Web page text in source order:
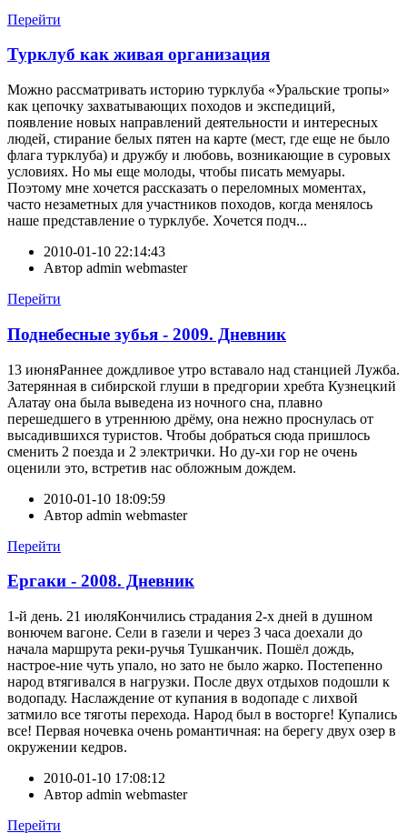
Перейти
Турклуб как живая организация
Можно рассматривать историю турклуба «Уральские тропы»
как цепочку захватывающих походов и экспедиций,
появление новых направлений деятельности и интересных
людей, стирание белых пятен на карте (мест, где еще не было
флага турклуба) и дружбу и любовь, возникающие в суровых
условиях. Но мы еще молоды, чтобы писать мемуары.
Поэтому мне хочется рассказать о переломных моментах,
часто незаметных для участников походов, когда менялось
наше представление о турклубе. Хочется подч...
2010-01-10 22:14:43
Автор admin webmaster
Перейти
Поднебесные зубья - 2009. Дневник
13 июняРаннее дождливое утро вставало над станцией Лужба.
Затерянная в сибирской глуши в предгории хребта Кузнецкий
Алатау она была выведена из ночного сна, плавно
перешедшего в утреннюю дрёму, она нежно проснулась от
высадившихся туристов. Чтобы добраться сюда пришлось
сменить 2 поезда и 2 электрички. Но ду-хи гор не очень
оценили это, встретив нас обложным дождем.
2010-01-10 18:09:59
Автор admin webmaster
Перейти
Ергаки - 2008. Дневник
1-й день. 21 июляКончились страдания 2-х дней в душном
вонючем вагоне. Сели в газели и через 3 часа доехали до
начала маршрута реки-ручья Тушканчик. Пошёл дождь,
настрое-ние чуть упало, но зато не было жарко. Постепенно
народ втягивался в нагрузки. После двух отдыхов подошли к
водопаду. Наслаждение от купания в водопаде с лихвой
затмило все тяготы перехода. Народ был в восторге! Купались
все! Первая ночевка очень романтичная: на берегу двух озер в
окружении кедров.
2010-01-10 17:08:12
Автор admin webmaster
Перейти